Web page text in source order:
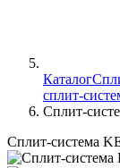
Каталог
сплит-
Сплит-
Сплит-система